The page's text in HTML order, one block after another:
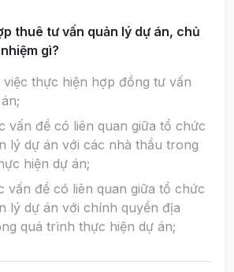
thuê tư vấn quản lý dự án, chủ
gì?
việc thực hiện hợp đồng tư vấn
vấn đề có liên quan giữa tổ chức
lý dự án với các nhà thầu trong
hiện dự án;
vấn đề có liên quan giữa tổ chức
lý dự án với chính quyền địa
quá trình thực hiện dự án;